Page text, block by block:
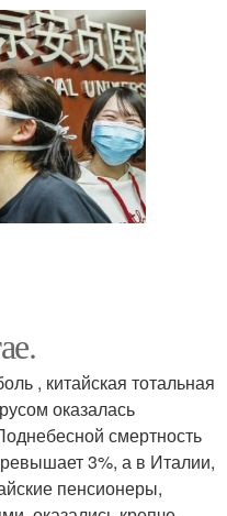
, китайская тотальная
оказалась
смертность
3%, а в Италии,
пенсионеры,